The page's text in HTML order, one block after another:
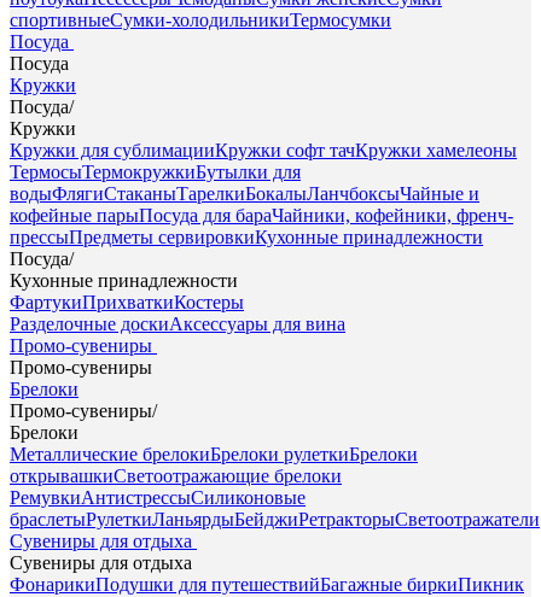
спортивныеСумки-холодильникиТермосумки
Посуда
Посуда
Кружки
Посуда/
Кружки
Кружки для сублимацииКружки софт тачКружки хамелеоны
ТермосыТермокружкиБутылки для
водыФлягиСтаканыТарелкиБокалыЛанчбоксыЧайные и
кофейные парыПосуда для бараЧайники, кофейники, френч-
прессыПредметы сервировкиКухонные принадлежности
Посуда/
Кухонные принадлежности
ФартукиПрихваткиКостеры
Разделочные доскиАксессуары для вина
Промо-сувениры
Промо-сувениры
Брелоки
Промо-сувениры/
Брелоки
Металлические брелокиБрелоки рулеткиБрелоки
открывашкиСветоотражающие брелоки
РемувкиАнтистрессыСиликоновые
браслетыРулеткиЛаньярдыБейджиРетракторыСветоотражатели
Сувениры для отдыха
Сувениры для отдыха
ФонарикиПодушки для путешествийБагажные биркиПикник